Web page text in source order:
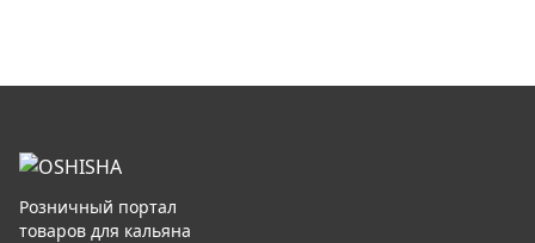
Розничный портал
товаров для кальяна